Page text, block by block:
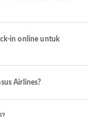
in online untuk
Airlines?